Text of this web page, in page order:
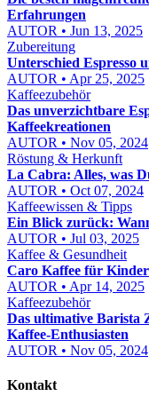
Erfahrungen
AUTOR • Jun 13, 2025
Zubereitung
Unterschied Espresso
AUTOR • Apr 25, 2025
Kaffeezubehör
Das unverzichtbare
Kaffeekreationen
AUTOR • Nov 05, 2024
Röstung & Herkunft
La Cabra: Alles, was
AUTOR • Oct 07, 2024
Kaffeewissen & Tipps
Ein Blick zurück:
AUTOR • Jul 03, 2025
Kaffee & Gesundheit
Caro Kaffee für
AUTOR • Apr 14, 2025
Kaffeezubehör
Das ultimative Barista
Kaffee-Enthusiasten
AUTOR • Nov 05, 2024
Kontakt